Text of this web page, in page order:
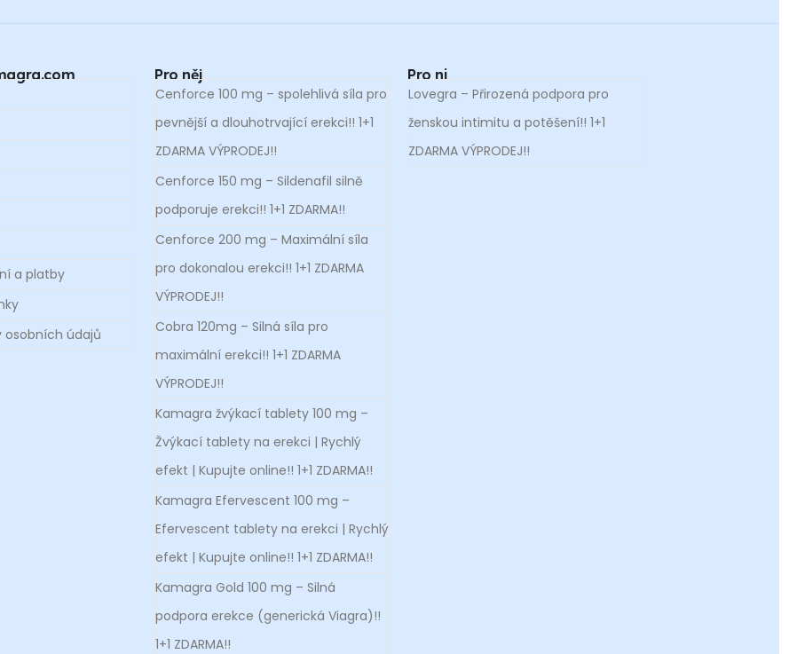
a platby
osobních údajů
Pro něj
Cenforce 100 mg – spolehlivá síla pro
pevnější a dlouhotrvající erekci!! 1+1
ZDARMA VÝPRODEJ!!
Cenforce 150 mg – Sildenafil silně
podporuje erekci!! 1+1 ZDARMA!!
Cenforce 200 mg – Maximální síla
pro dokonalou erekci!! 1+1 ZDARMA
VÝPRODEJ!!
Cobra 120mg – Silná síla pro
maximální erekci!! 1+1 ZDARMA
VÝPRODEJ!!
Kamagra žvýkací tablety 100 mg –
Žvýkací tablety na erekci | Rychlý
efekt | Kupujte online!! 1+1 ZDARMA!!
Kamagra Efervescent 100 mg –
Efervescent tablety na erekci | Rychlý
efekt | Kupujte online!! 1+1 ZDARMA!!
Kamagra Gold 100 mg – Silná
podpora erekce (generická Viagra)!!
1+1 ZDARMA!!
Pro ni
Lovegra – Přirozená podpora pro
ženskou intimitu a potěšení!! 1+1
ZDARMA VÝPRODEJ!!